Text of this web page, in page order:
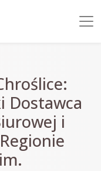
Dostawca
i